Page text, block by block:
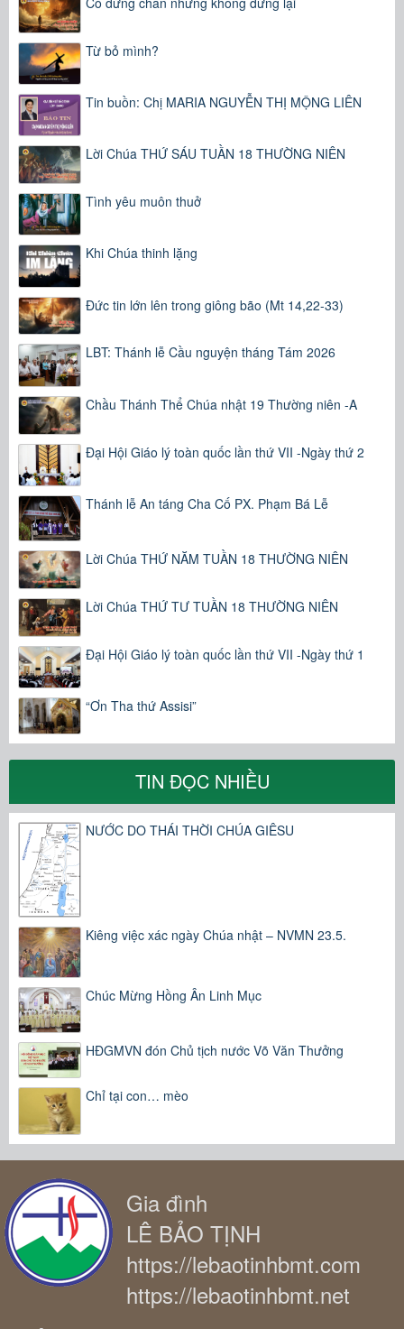
Từ bỏ mình?
Tin buồn: Chị MARIA NGUYỄN THỊ MỘNG LIÊN
Lời Chúa THỨ SÁU TUẦN 18 THƯỜNG NIÊN
Tình yêu muôn thuở
Khi Chúa thinh lặng
Đức tin lớn lên trong giông bão (Mt 14,22-33)
LBT: Thánh lễ Cầu nguyện tháng Tám 2026
Chầu Thánh Thể Chúa nhật 19 Thường niên -A
Đại Hội Giáo lý toàn quốc lần thứ VII -Ngày thứ 2
Thánh lễ An táng Cha Cố PX. Phạm Bá Lễ
Lời Chúa THỨ NĂM TUẦN 18 THƯỜNG NIÊN
Lời Chúa THỨ TƯ TUẦN 18 THƯỜNG NIÊN
Đại Hội Giáo lý toàn quốc lần thứ VII -Ngày thứ 1
“Ơn Tha thứ Assisi”
TIN ĐỌC NHIỀU
NƯỚC DO THÁI THỜI CHÚA GIÊSU
Kiêng việc xác ngày Chúa nhật – NVMN 23.5.
Chúc Mừng Hồng Ân Linh Mục
HĐGMVN đón Chủ tịch nước Võ Văn Thưởng
Chỉ tại con… mèo
Gia đình
LÊ BẢO TỊNH
https://lebaotinhbmt.com
https://lebaotinhbmt.net